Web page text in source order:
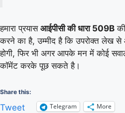
हमारा प्रयास आईपीसी की धारा 509B
करने का है, उम्मीद है कि उपरोक्त लेख से
होगी, फिर भी अगर आपके मन में कोई
कॉमेंट करके पूछ सकते है।
Share this:
Tweet Telegram More